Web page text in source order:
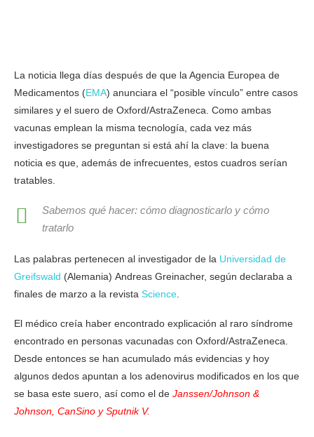
La noticia llega días después de que la Agencia Europea de
Medicamentos (EMA) anunciara el “posible vínculo” entre casos
similares y el suero de Oxford/AstraZeneca. Como ambas
vacunas emplean la misma tecnología, cada vez más
investigadores se preguntan si está ahí la clave: la buena
noticia es que, además de infrecuentes, estos cuadros serían
tratables.
Sabemos qué hacer: cómo diagnosticarlo y cómo
tratarlo
Las palabras pertenecen al investigador de la Universidad de
Greifswald (Alemania) Andreas Greinacher, según declaraba a
finales de marzo a la revista Science
El médico creía haber encontrado explicación al raro síndrome
encontrado en personas vacunadas con Oxford/AstraZeneca.
Desde entonces se han acumulado más evidencias y hoy
algunos dedos apuntan a los adenovirus modificados en los que
se basa este suero, así como el de Janssen/Johnson &
Johnson, CanSino y Sputnik V.